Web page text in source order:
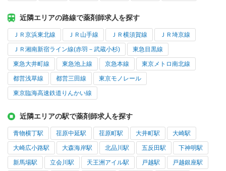
近隣エリアの路線で薬剤師求人を探す
ＪＲ京浜東北線 ＪＲ山手線 ＪＲ横須賀線 ＪＲ埼京線
ＪＲ湘南新宿ライン線(赤羽－武蔵小杉) 東急目黒線
東急大井町線 東急池上線 京急本線 東京メトロ南北線
都営浅草線 都営三田線 東京モノレール
東京臨海高速鉄道りんかい線
近隣エリアの駅で薬剤師求人を探す
青物横丁駅 荏原中延駅 荏原町駅 大井町駅 大崎駅
大崎広小路駅 大森海岸駅 北品川駅 五反田駅 下神明駅
新馬場駅 立会川駅 天王洲アイル駅 戸越駅 戸越銀座駅